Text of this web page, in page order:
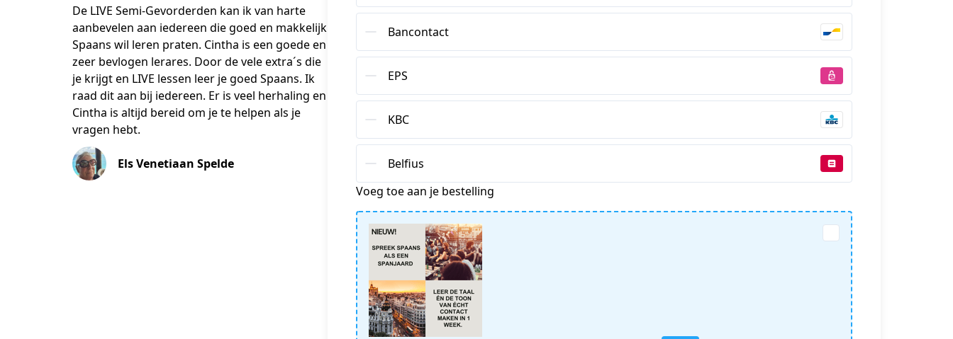
De LIVE Semi-Gevorderden kan ik van harte
aanbevelen aan iedereen die goed en makkelijk
Spaans wil leren praten. Cintha is een goede en
zeer bevlogen lerares. Door de vele extra´s die
je krijgt en LIVE lessen leer je goed Spaans. Ik
raad dit aan bij iedereen. Er is veel herhaling en
Cintha is altijd bereid om je te helpen als je
vragen hebt.
Els Venetiaan Spelde
Bancontact
EPS
KBC
Belfius
Voeg toe aan je bestelling